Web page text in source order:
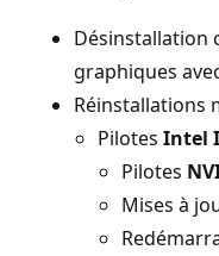
Désinstallation
graphiques
Réinstallations
Pilotes Intel
Pilotes
Mises à